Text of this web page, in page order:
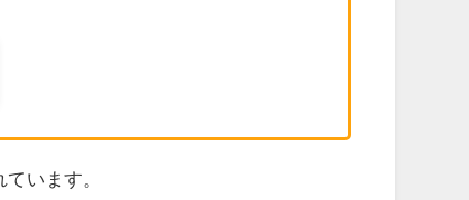
います。